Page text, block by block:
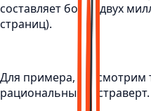
составляет более двух
страниц).
Для примера, рассмотрим
рациональный